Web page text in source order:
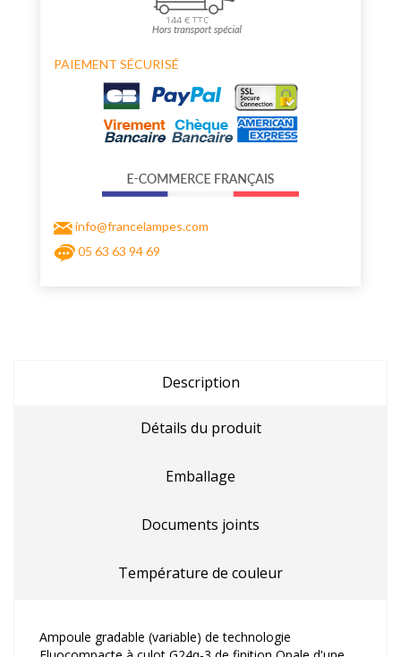
PAIEMENT SÉCURISÉ
info@francelampes.com
05 63 63 94 69
Description
Détails du produit
Emballage
Documents joints
Température de couleur
Ampoule gradable (variable) de technologie